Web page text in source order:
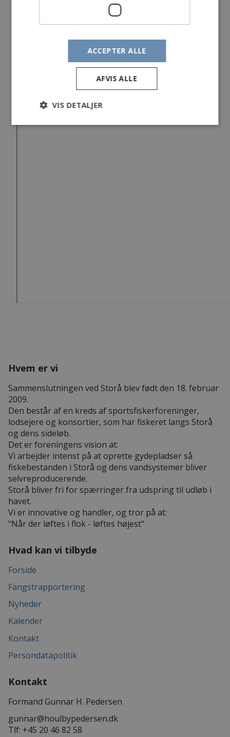
Hvem er vi
Sammenslutningen ved Storå blev født den 18. februar
2009.
Den består af en kreds af sportsfiskerforeninger,
lodsejere og konsortier, som har fiskeret langs Storå
og dens sideløb.
Det er foreningens vision at:
Vi arbejder intenst på at oprette gydepladser så
fiskebestanden i Storå og dens vandsystemer bliver
selvreproducerende.
Storå bliver fri for spærringer fra udspring til udløb i
havet.
Vi er innovative og handler, og tror på at:
"Når der løftes i flok - løftes højest"
Hvad kan vi tilbyde
Forside
Fangstrapportering
Nyheder
Kalender
Kontakt
Persondatapolitik
Kontakt
Formand Gunnar H. Pedersen
gunnar@houlbypedersen.dk
Tlf: +45 20 46 82 58
ACCEPTER ALLE
AFVIS ALLE
VIS DETALJER